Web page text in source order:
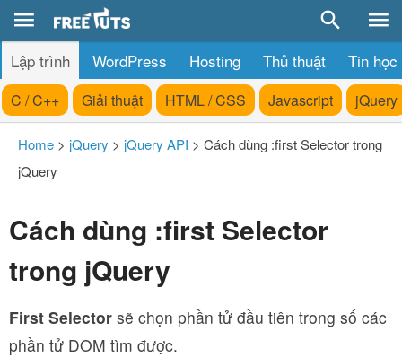
Lập trình WordPress Hosting Thủ thuật Tin học
C / C++ Giải thuật HTML / CSS Javascript jQuery
Home > jQuery > jQuery API > Cách dùng :first Selector trong
jQuery
Cách dùng :first Selector
trong jQuery
First Selector sẽ chọn phần tử đầu tiên trong số các
phần tử DOM tìm được.